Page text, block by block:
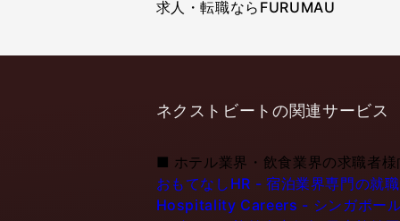
求人・転職ならFURUMAU
ネクストビートの関連サービス
■ ホテル業界・飲食業界の求職者
おもてなしHR - 宿泊業界専門の就
Hospitality Careers - シンガポー